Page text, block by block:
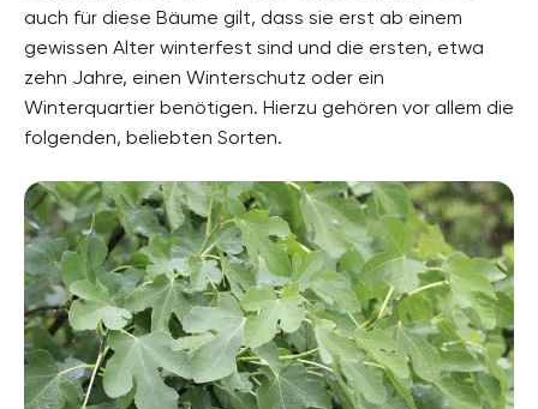
auch für diese Bäume gilt, dass sie erst ab einem
gewissen Alter winterfest sind und die ersten, etwa
zehn Jahre, einen Winterschutz oder ein
Winterquartier benötigen. Hierzu gehören vor allem die
folgenden, beliebten Sorten.